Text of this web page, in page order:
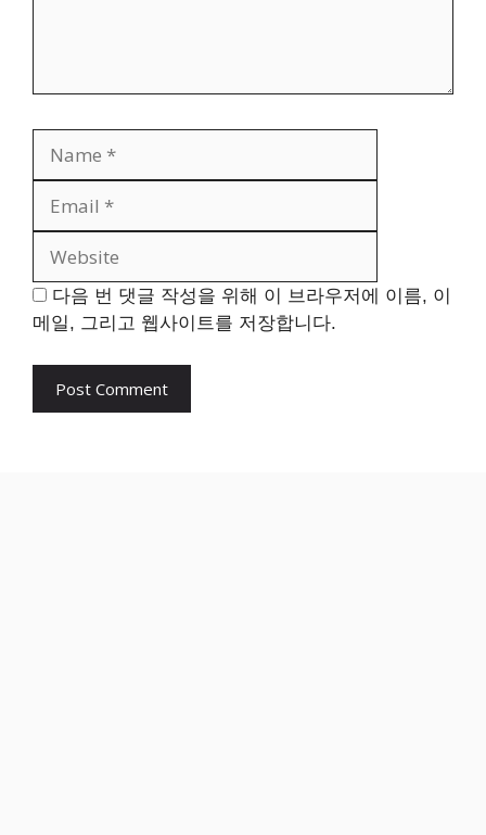
다음 번 댓글 작성을 위해 이 브라우저에 이름, 이
메일, 그리고 웹사이트를 저장합니다.